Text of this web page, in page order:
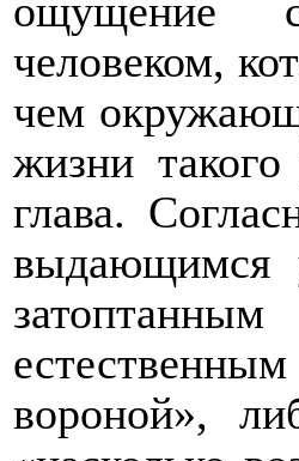
ощущение
человеком,
чем
жизни
глава.
выдающимся
вороной»,